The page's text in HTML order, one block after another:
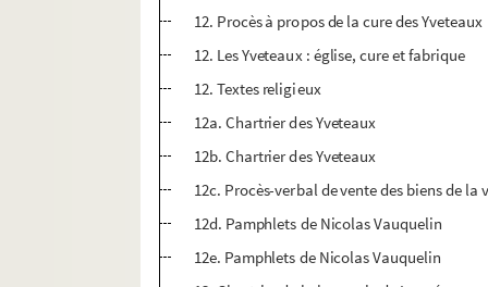
12. Procès à propos de la cure des Yveteaux
12. Les Yveteaux : église, cure et fabrique
12. Textes religieux
12a. Chartrier des Yveteaux
12b. Chartrier des Yveteaux
12c. Procès-verbal de vente des biens de la
12d. Pamphlets de Nicolas Vauquelin
12e. Pamphlets de Nicolas Vauquelin